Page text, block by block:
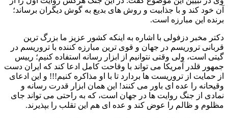
آن خود کند و با جذابیت و روش های بدیع به گوش دیگران برساند؛
برنده این مبارزه است.
دکتر مخبر دزفولی با اشاره به اینکه کشور عزیز ما بزرگ ترین
قربانی تروریسم در جهان و قوی ترین مبارزه کننده با تروریسم در
گیتی است، ولی وقتی نتوانیم از ابزار رسانه استفاده کنیم؛ رییس
جمهور قلدر آمریکا می تواند با وقاحت کامل ادعا کند که ایران دست
از حمایت از تروریست ها بردارد تا با او مذاکره کنیم!!! و این ادعای
وقیحانه را عده ای باور می کنند! این همان ابزار قدرت رسانه و
نمادی از جنگ روایت ها در جهان است، که به راحتی می تواند جای
مظلوم و ظالم را عوض کند و عده ای هم این تقلب را بپذیرند.